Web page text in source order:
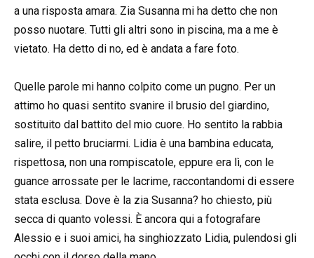
a una risposta amara. Zia Susanna mi ha detto che non
posso nuotare. Tutti gli altri sono in piscina, ma a me è
vietato. Ha detto di no, ed è andata a fare foto.
Quelle parole mi hanno colpito come un pugno. Per un
attimo ho quasi sentito svanire il brusio del giardino,
sostituito dal battito del mio cuore. Ho sentito la rabbia
salire, il petto bruciarmi. Lidia è una bambina educata,
rispettosa, non una rompiscatole, eppure era lì, con le
guance arrossate per le lacrime, raccontandomi di essere
stata esclusa. Dove è la zia Susanna? ho chiesto, più
secca di quanto volessi. È ancora qui a fotografare
Alessio e i suoi amici, ha singhiozzato Lidia, pulendosi gli